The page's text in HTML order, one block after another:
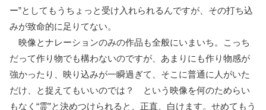
ー”としてもうちょっと受け入れられるんですが、その打ち込
みが致命的に足りてない。
映像とナレーションのみの作品も全般にいまいち。こっち
だって作り物でも構わないのですが、あまりにも作り物感が
強かったり、映り込みが一瞬過ぎて、そこに普通に人がいた
だけ、と捉えてもいいのでは？ という映像を何のためらい
もなく“霊”と決めつけられると、正直、白けます。せめてもう